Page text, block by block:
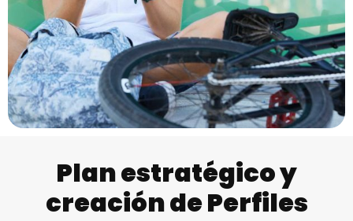
Plan estratégico y
creación de Perfiles